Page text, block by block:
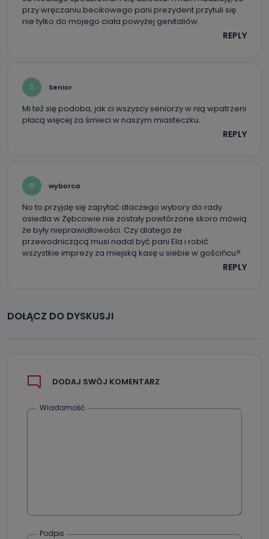
przekazanymi nam danymi?
Po wyrażeniu zgody na przetwarzanie danych osobowych,
Pro-Art z siedzibą w miejscowości Ostrów Wielkopolski (63-
sprzeciwu wobec ich przetwarzania.
Do kiedy Państwa dane osobowe będą
przechowywane?
Jakie dane osobowe przetwarzamy?
Przetwarzane kategorie Państwa danych osobowych to
dane, które pochodzą bezpośrednio od Państwa (lub
zostały przekazane w Państwa imieniu) lub dane osobowe,
które zostały zebrane ze źródeł publicznie dostępnych, w
szczególności: imię i nazwisko, adres e-mail, telefon
kontaktowy, adres korespondencyjny. Odbiorcą Pastwa
danych osobowych są pracownicy i współpracownicy
oraz partnerzy wspomagający administratora w jego
Można to zrobić pod numerem telefonu 62 735-51-05 lub
przy wręczaniu becikowego pani prezydent przytuli się
nie tylko do mojego ciała powyżej genitaliów.
REPLY
S Senior
Mi teź się podoba, jak ci wszyscy seniorzy w nią wpatrzeni
płacą więcej za śmieci w naszym miasteczku.
REPLY
W wyborca
No to przyjdę się zapytać dlaczego wybory do rady
osiedla w Zębcowie nie zostały powtórzone skoro mówią
że były nieprawidłowości. Czy dlatego że
przewodniczącą musi nadal być pani Ela i robić
wszystkie imprezy za miejską kasę u siebie w gościńcu?
REPLY
DOŁĄCZ DO DYSKUSJI
DODAJ SWÓJ KOMENTARZ
Wiadomość
Podpis